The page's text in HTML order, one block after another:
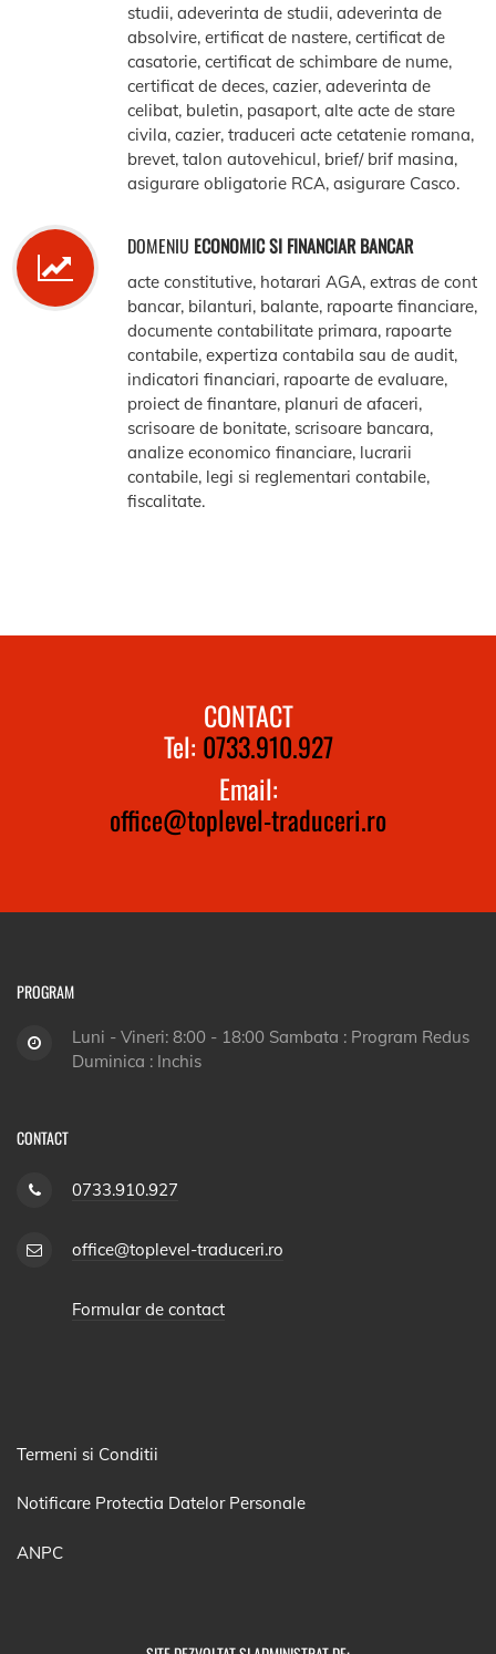
studii, adeverinta de studii, adeverinta de
absolvire, ertificat de nastere, certificat de
casatorie, certificat de schimbare de nume,
certificat de deces, cazier, adeverinta de
celibat, buletin, pasaport, alte acte de stare
civila, cazier, traduceri acte cetatenie romana,
brevet, talon autovehicul, brief/ brif masina,
asigurare obligatorie RCA, asigurare Casco.
DOMENIU ECONOMIC SI FINANCIAR BANCAR
acte constitutive, hotarari AGA, extras de cont
bancar, bilanturi, balante, rapoarte financiare,
documente contabilitate primara, rapoarte
contabile, expertiza contabila sau de audit,
indicatori financiari, rapoarte de evaluare,
proiect de finantare, planuri de afaceri,
scrisoare de bonitate, scrisoare bancara,
analize economico financiare, lucrarii
contabile, legi si reglementari contabile,
fiscalitate.
CONTACT
Tel: 0733.910.927
Email:
office@toplevel-traduceri.ro
PROGRAM
Luni - Vineri: 8:00 - 18:00 Sambata : Program Redus
Duminica : Inchis
CONTACT
0733.910.927
office@toplevel-traduceri.ro
Formular de contact
Termeni si Conditii
Notificare Protectia Datelor Personale
ANPC